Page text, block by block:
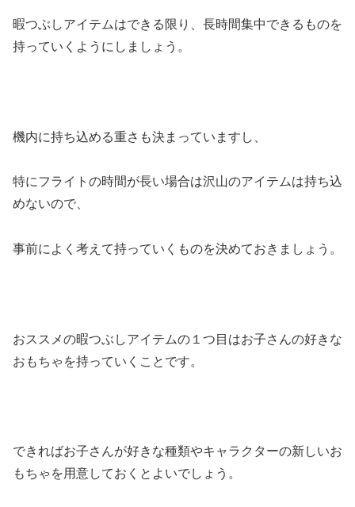
暇つぶしアイテムはできる限り、長時間集中できるものを
持っていくようにしましょう。
機内に持ち込める重さも決まっていますし、
特にフライトの時間が長い場合は沢山のアイテムは持ち込
めないので、
事前によく考えて持っていくものを決めておきましょう。
おススメの暇つぶしアイテムの１つ目はお子さんの好きな
おもちゃを持っていくことです。
できればお子さんが好きな種類やキャラクターの新しいお
もちゃを用意しておくとよいでしょう。